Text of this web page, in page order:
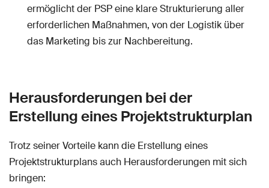
ermöglicht der PSP eine klare Strukturierung aller
erforderlichen Maßnahmen, von der Logistik über
das Marketing bis zur Nachbereitung.
Herausforderungen bei der
Erstellung eines Projektstrukturplan
Trotz seiner Vorteile kann die Erstellung eines
Projektstrukturplans auch Herausforderungen mit sich
bringen: